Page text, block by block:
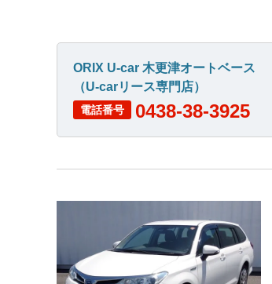
ORIX U-car 木更津オートベース
（U-carリース専門店）
電話番号 0438-38-3925